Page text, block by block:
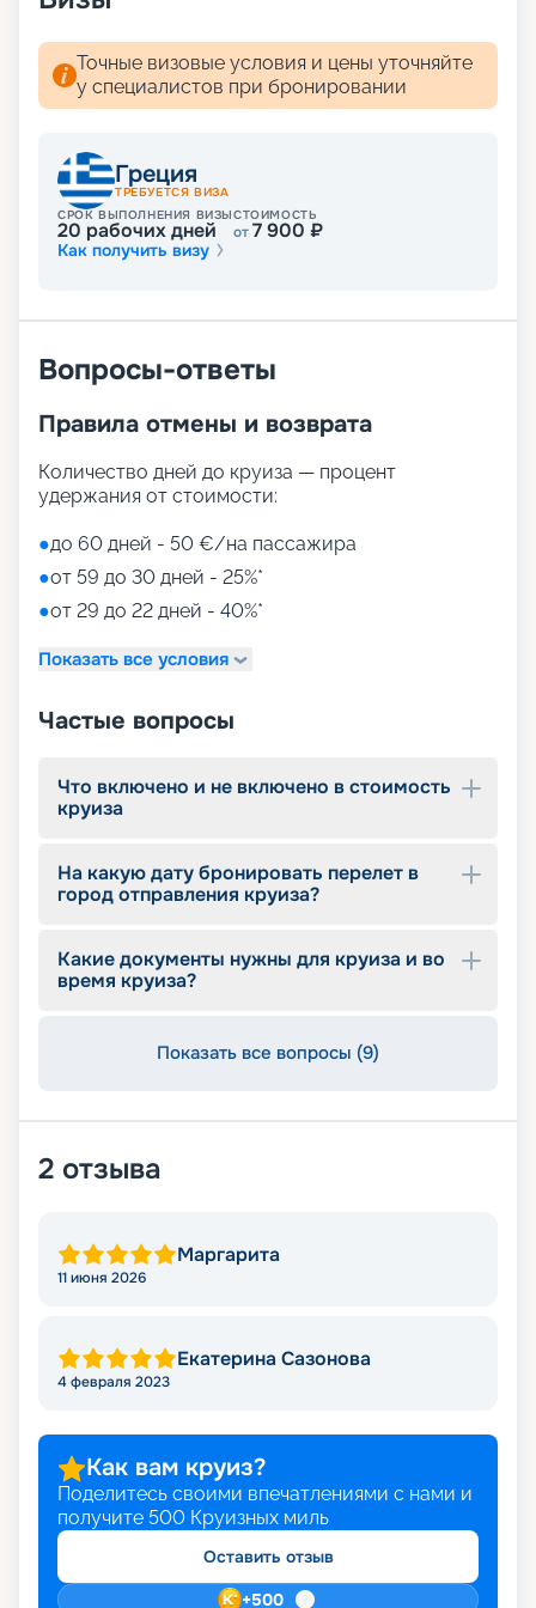
Точные визовые условия и цены уточняйте
у специалистов при бронировании
Греция
ТРЕБУЕТСЯ ВИЗА
СРОК ВЫПОЛНЕНИЯ ВИЗЫ
20 рабочих дней
СТОИМОСТЬ
от7 900 ₽
Как получить визу
Вопросы-ответы
Правила отмены и возврата
Количество дней до круиза — процент
удержания от стоимости:
●до 60 дней - 50 €/на пассажира
●от 59 до 30 дней - 25%*
●от 29 до 22 дней - 40%*
Показать все условия
Частые вопросы
Что включено и не включено в стоимость
круиза
На какую дату бронировать перелет в
город отправления круиза?
Какие документы нужны для круиза и во
время круиза?
Показать все вопросы (9)
2 отзыва
Маргарита
11 июня 2026
Екатерина Сазонова
4 февраля 2023
Как вам круиз?
Поделитесь своими впечатлениями с нами и
получите 500 Круизных миль
Оставить отзыв
+500